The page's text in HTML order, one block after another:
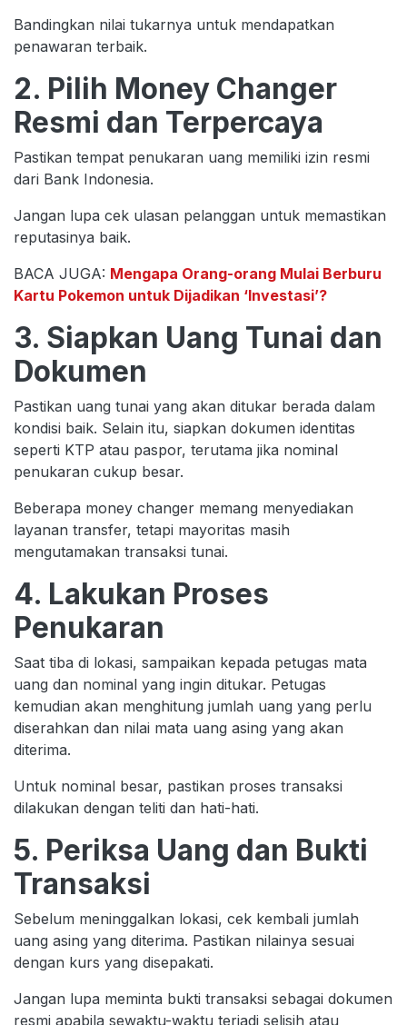
Bandingkan nilai tukarnya untuk mendapatkan
penawaran terbaik.
2. Pilih Money Changer
Resmi dan Terpercaya
Pastikan tempat penukaran uang memiliki izin resmi
dari Bank Indonesia.
Jangan lupa cek ulasan pelanggan untuk memastikan
reputasinya baik.
BACA JUGA: Mengapa Orang-orang Mulai Berburu
Kartu Pokemon untuk Dijadikan ‘Investasi’?
3. Siapkan Uang Tunai dan
Dokumen
Pastikan uang tunai yang akan ditukar berada dalam
kondisi baik. Selain itu, siapkan dokumen identitas
seperti KTP atau paspor, terutama jika nominal
penukaran cukup besar.
Beberapa money changer memang menyediakan
layanan transfer, tetapi mayoritas masih
mengutamakan transaksi tunai.
4. Lakukan Proses
Penukaran
Saat tiba di lokasi, sampaikan kepada petugas mata
uang dan nominal yang ingin ditukar. Petugas
kemudian akan menghitung jumlah uang yang perlu
diserahkan dan nilai mata uang asing yang akan
diterima.
Untuk nominal besar, pastikan proses transaksi
dilakukan dengan teliti dan hati-hati.
5. Periksa Uang dan Bukti
Transaksi
Sebelum meninggalkan lokasi, cek kembali jumlah
uang asing yang diterima. Pastikan nilainya sesuai
dengan kurs yang disepakati.
Jangan lupa meminta bukti transaksi sebagai dokumen
resmi apabila sewaktu-waktu terjadi selisih atau